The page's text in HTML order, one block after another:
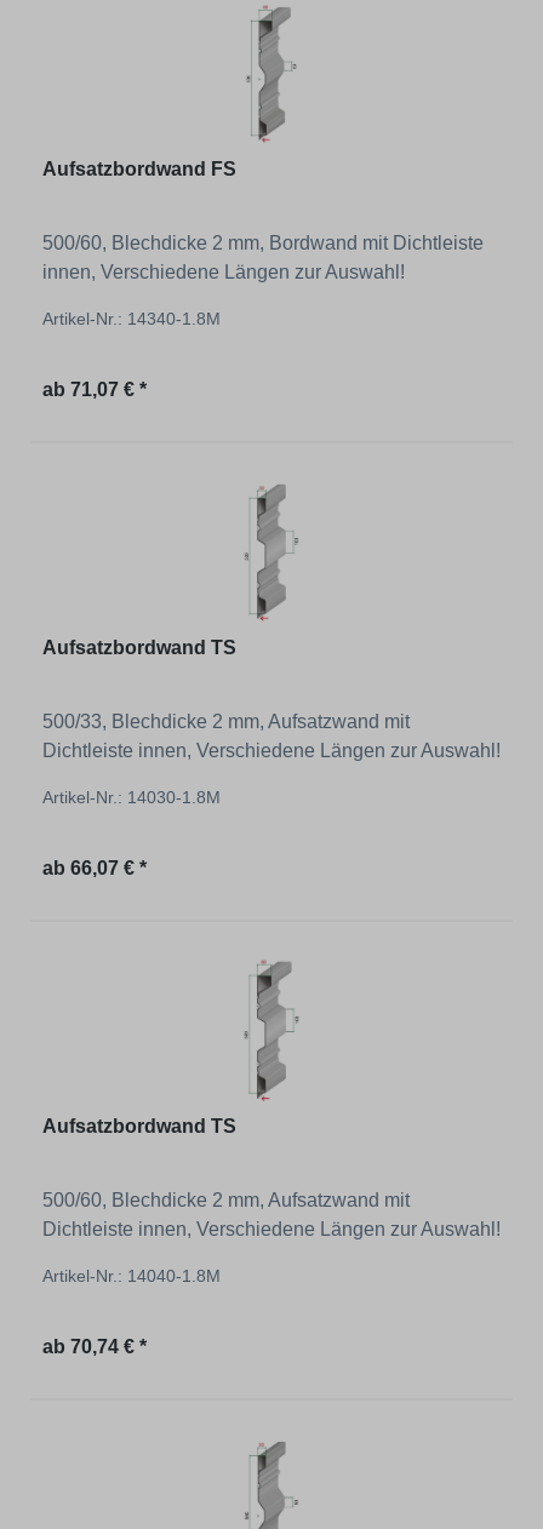
Aufsatzbordwand FS
500/60, Blechdicke 2 mm, Bordwand mit Dichtleiste
innen, Verschiedene Längen zur Auswahl!
Artikel-Nr.: 14340-1.8M
Regulärer Preis:
ab 71,07 € *
Aufsatzbordwand TS
500/33, Blechdicke 2 mm, Aufsatzwand mit
Dichtleiste innen, Verschiedene Längen zur Auswahl!
Artikel-Nr.: 14030-1.8M
Regulärer Preis:
ab 66,07 € *
Aufsatzbordwand TS
500/60, Blechdicke 2 mm, Aufsatzwand mit
Dichtleiste innen, Verschiedene Längen zur Auswahl!
Artikel-Nr.: 14040-1.8M
Regulärer Preis:
ab 70,74 € *